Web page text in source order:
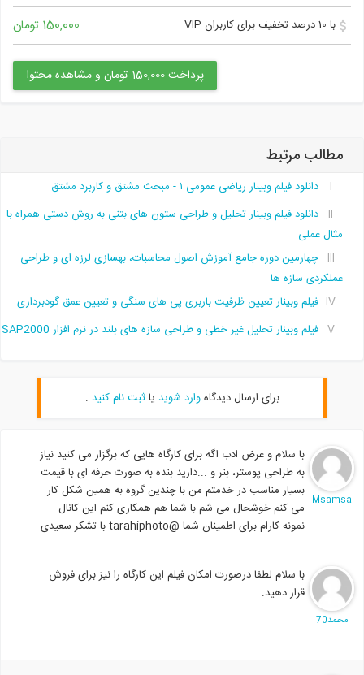
با 10 درصد تخفیف برای کاربران VIP: 150,000 تومان
پرداخت 150,000 تومان و مشاهده محتوا
مطالب مرتبط
دانلود فیلم وبینار رياضى عمومى ١ - مبحث مشتق و کاربرد مشتق
دانلود فیلم وبینار تحلیل و طراحی ستون های بتنی به روش دستی همراه با
مثال عملی
چهارمین دوره جامع آموزش اصول محاسبات، بهسازی لرزه ای و طراحی
عملکردی سازه ها
فیلم وبینار تعیین ظرفیت باربری پی های سنگی و تعیین عمق گودبرداری
فیلم وبینار تحلیل غیر خطی و طراحی سازه های بلند در نرم افزار SAP2000
برای ارسال دیدگاهوارد شویدیاثبت نام کنید.
با سلام و عرض ادب اگه برای کارگاه هایی که برگزار می کنید نیاز
به طراحی پوستر، بنر و ...دارید بنده به صورت حرفه ای با قیمت
بسیار مناسب در خدمتم من با چندین گروه به همین شکل کار
می کنم خوشحال می شم با شما هم همکاری کنم این کانال
نمونه کارام برای اطمینان شما @tarahiphoto با تشکر سعیدی
Msamsa
با سلام لطفا درصورت امکان فیلم این کارگاه را نیز برای فروش
قرار دهید.
محمد70